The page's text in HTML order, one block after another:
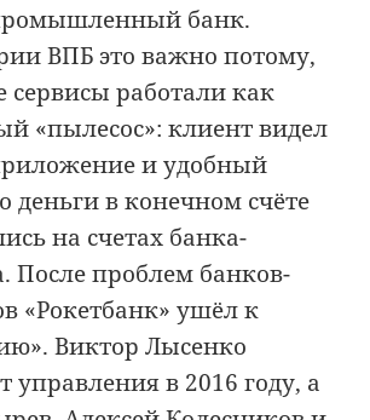
банк.
ВПБ это важно потому,
сервисы работали как
«пылесос»: клиент видел
и удобный
деньги в конечном счёте
на счетах банка-
После проблем банков-
«Рокетбанк» ушёл к
Виктор Лысенко
управления в 2016 году, а